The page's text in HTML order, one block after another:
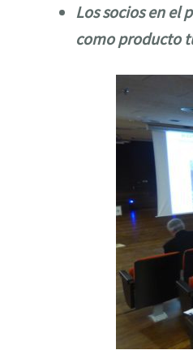
Los socios en el
como producto